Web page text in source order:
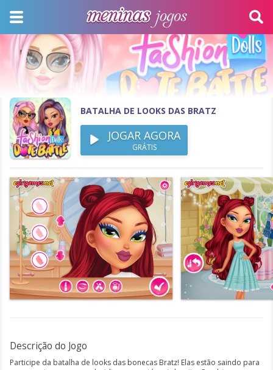
BATALHA DE LOOKS DAS BRATZ
JOGAR AGORA
GRÁTIS
Descrição do Jogo
Participe da batalha de looks das bonecas Bratz! Elas estão saindo para